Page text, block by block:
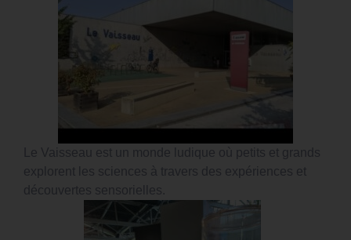
Le Vaisseau est un monde ludique où petits et grands
explorent les sciences à travers des expériences et
découvertes sensorielles.